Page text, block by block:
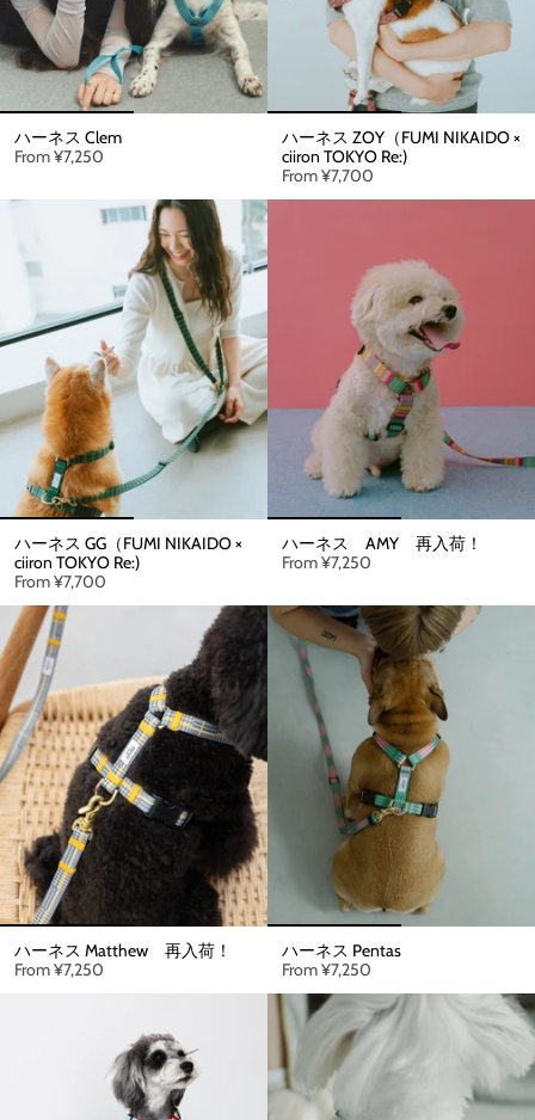
ハーネス Clem
From¥7,250
ハーネス ZOY（FUMI NIKAIDO ×
ciiron TOKYO Re:)
From¥7,700
ハーネス GG（FUMI NIKAIDO ×
ciiron TOKYO Re:)
From¥7,700
ハーネス AMY 再入荷！
From¥7,250
ハーネス Matthew 再入荷！
From¥7,250
ハーネス Pentas
From¥7,250